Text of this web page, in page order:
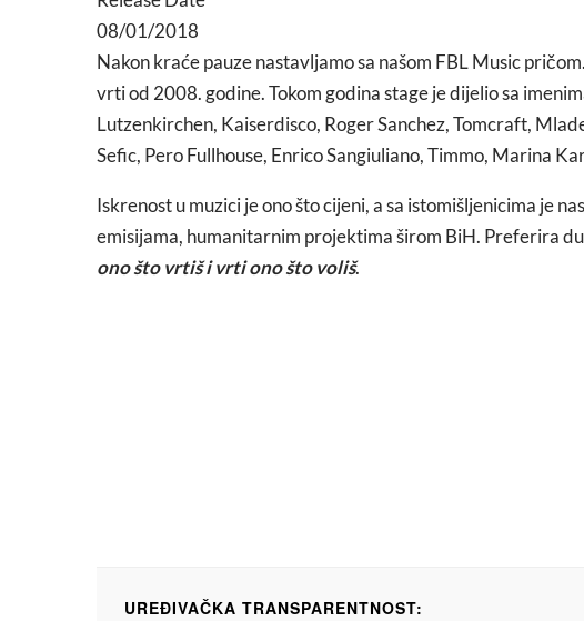
08/01/2018
Nakon kraće pauze nastavljamo sa našom FBL Music
vrti od 2008. godine. Tokom godina stage je dijelio sa
Lutzenkirchen, Kaiserdisco, Roger Sanchez, Tomcraft,
Sefic, Pero Fullhouse, Enrico Sangiuliano, Timmo, Marina
Iskrenost u muzici je ono što cijeni, a sa istomišljenicima je
emisijama, humanitarnim projektima širom BiH. Preferira
ono što vrtiš i vrti ono što voliš.
UREĐIVAČKA TRANSPARENTNOST: